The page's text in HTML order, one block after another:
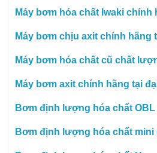
Máy bơm hóa chất Iwaki chính
Máy bơm chịu axit chính hãng
Máy bơm hóa chất cũ chất
Máy bơm axit chính hãng tại
Bơm định lượng hóa chất OBL
Bơm định lượng hóa chất mini